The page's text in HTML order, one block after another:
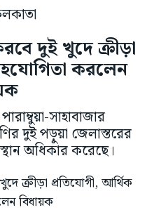
দুই খুদে ক্রীড়া
করলেন
সাহাবাজার
দুই পড়ুয়া জেলাস্তরের
অধিকার করেছে।